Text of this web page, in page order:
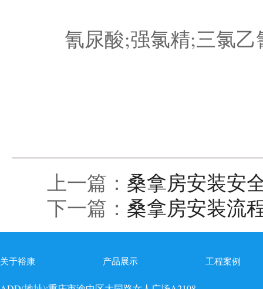
氰尿酸;强氯精;三氯
上一篇： 桑拿房安装安
下一篇： 桑拿房安装流
关于裕康 产品展示 工程案例